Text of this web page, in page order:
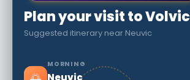
Plan your visit to Volvic
Suggested itinerary near Neuvic
MORNING
Neuvic